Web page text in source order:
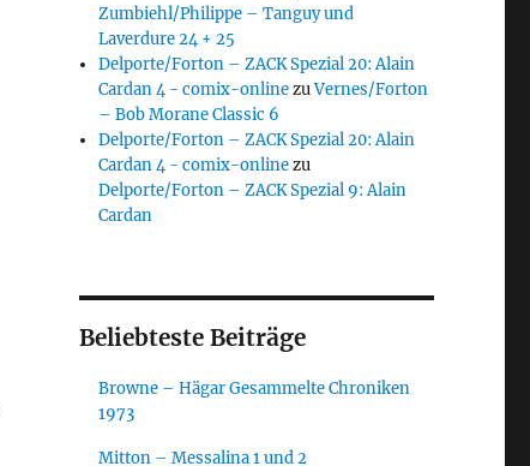
Zumbiehl/Philippe – Tanguy und
Laverdure 24 + 25
Delporte/Forton – ZACK Spezial 20: Alain
Cardan 4 - comix-onlinezuVernes/Forton
– Bob Morane Classic 6
Delporte/Forton – ZACK Spezial 20: Alain
Cardan 4 - comix-onlinezu
Delporte/Forton – ZACK Spezial 9: Alain
Cardan
Beliebteste Beiträge
Browne – Hägar Gesammelte Chroniken
1973
Mitton – Messalina 1 und 2